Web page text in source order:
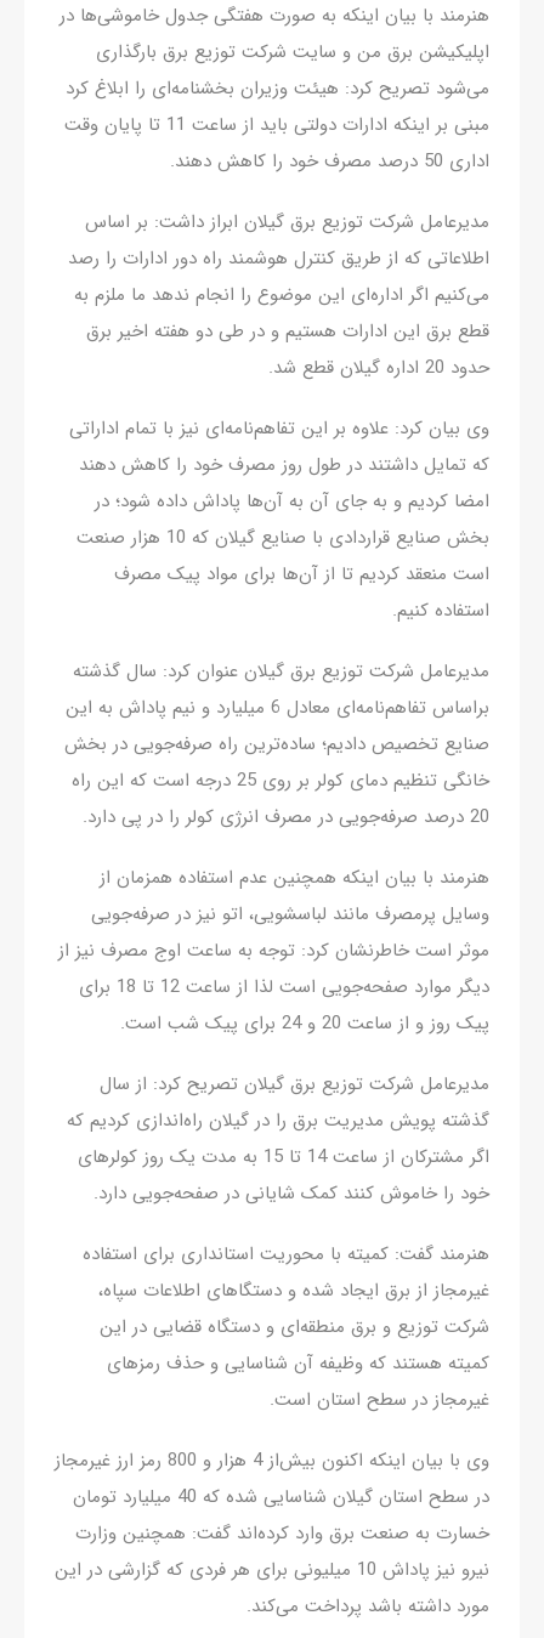
هنرمند با بیان اینکه به صورت هفتگی جدول خاموشی‌ها در
اپلیکیشن برق من و سایت شرکت توزیع برق بارگذاری
می‌شود تصریح کرد: هیئت وزیران بخشنامه‌ای را ابلاغ کرد
مبنی بر اینکه ادارات دولتی باید از ساعت 11 تا پایان وقت
اداری 50 درصد مصرف خود را کاهش دهند.
مدیرعامل شرکت توزیع برق گیلان ابراز داشت: بر اساس
اطلاعاتی که از طریق کنترل هوشمند راه دور ادارات را رصد
می‌کنیم اگر اداره‌ای این موضوع را انجام ندهد ما ملزم به
قطع برق این ادارات هستیم و در طی دو هفته اخیر برق
حدود 20 اداره گیلان قطع شد.
وی بیان کرد: علاوه بر این تفاهم‌نامه‌ای نیز با تمام اداراتی
که تمایل داشتند در طول روز مصرف خود را کاهش دهند
امضا کردیم و به جای آن به آن‌ها پاداش داده شود؛ در
بخش صنایع قراردادی با صنایع گیلان که 10 هزار صنعت
است منعقد کردیم تا از آن‌ها برای مواد پیک مصرف
استفاده کنیم.
مدیرعامل شرکت توزیع برق گیلان عنوان کرد: سال گذشته
براساس تفاهم‌نامه‌ای معادل 6 میلیارد و نیم پاداش به این
صنایع تخصیص دادیم؛ ساده‌ترین راه صرفه‌جویی در بخش
خانگی تنظیم دمای کولر بر روی 25 درجه است که این راه
20 درصد صرفه‌جویی در مصرف انرژی کولر را در پی دارد.
هنرمند با بیان اینکه همچنین عدم استفاده همزمان از
وسایل پرمصرف مانند لباسشویی، اتو نیز در صرفه‌جویی
موثر است خاطرنشان کرد: توجه به ساعت اوج مصرف نیز از
دیگر موارد صفحه‌جویی است لذا از ساعت 12 تا 18 برای
پیک روز و از ساعت 20 و 24 برای پیک شب است.
مدیرعامل شرکت توزیع برق گیلان تصریح کرد: از سال
گذشته پویش مدیریت برق را در گیلان راه‌اندازی کردیم که
اگر مشترکان از ساعت 14 تا 15 به مدت یک روز کولرهای
خود را خاموش کنند کمک شایانی در صفحه‌جویی دارد.
هنرمند گفت: کمیته با محوریت استانداری برای استفاده
غیرمجاز از برق ایجاد شده و دستگاهای‌ اطلاعات سپاه،
شرکت توزیع و برق منطقه‌ای و دستگاه‌ قضایی در این
کمیته هستند که وظیفه آن شناسایی و حذف رمزهای
غیرمجاز در سطح استان است.
وی با بیان اینکه اکنون بیش‌از 4 هزار و 800 رمز ارز غیرمجاز
در سطح استان گیلان شناسایی شده که 40 میلیارد تومان
خسارت به صنعت برق وارد کرده‌اند گفت: همچنین وزارت
نیرو نیز پاداش 10 میلیونی برای هر فردی که گزارشی در این
مورد داشته باشد پرداخت می‌کند.